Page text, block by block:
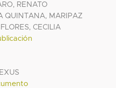
RENATO
QUINTANA, MARIPAZ
CECILIA